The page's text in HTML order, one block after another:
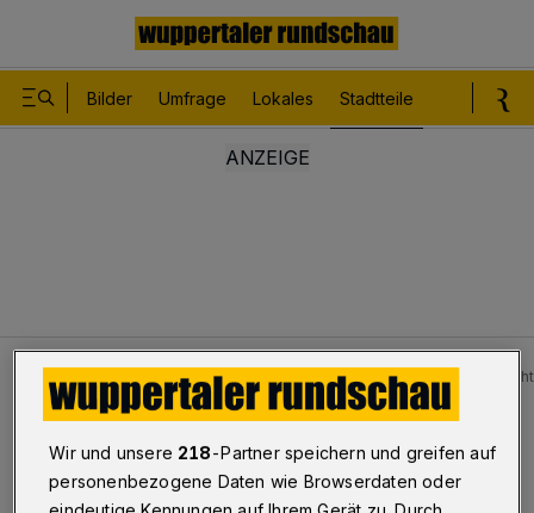
Bilder Umfrage Lokales Stadtteile
Barmen-Innenstadt Drei Tage lang
Drei Tage lang
Nächtliche Kanalarbeiten in
Wir und unsere 218-Partner speichern und greifen auf
personenbezogene Daten wie Browserdaten oder